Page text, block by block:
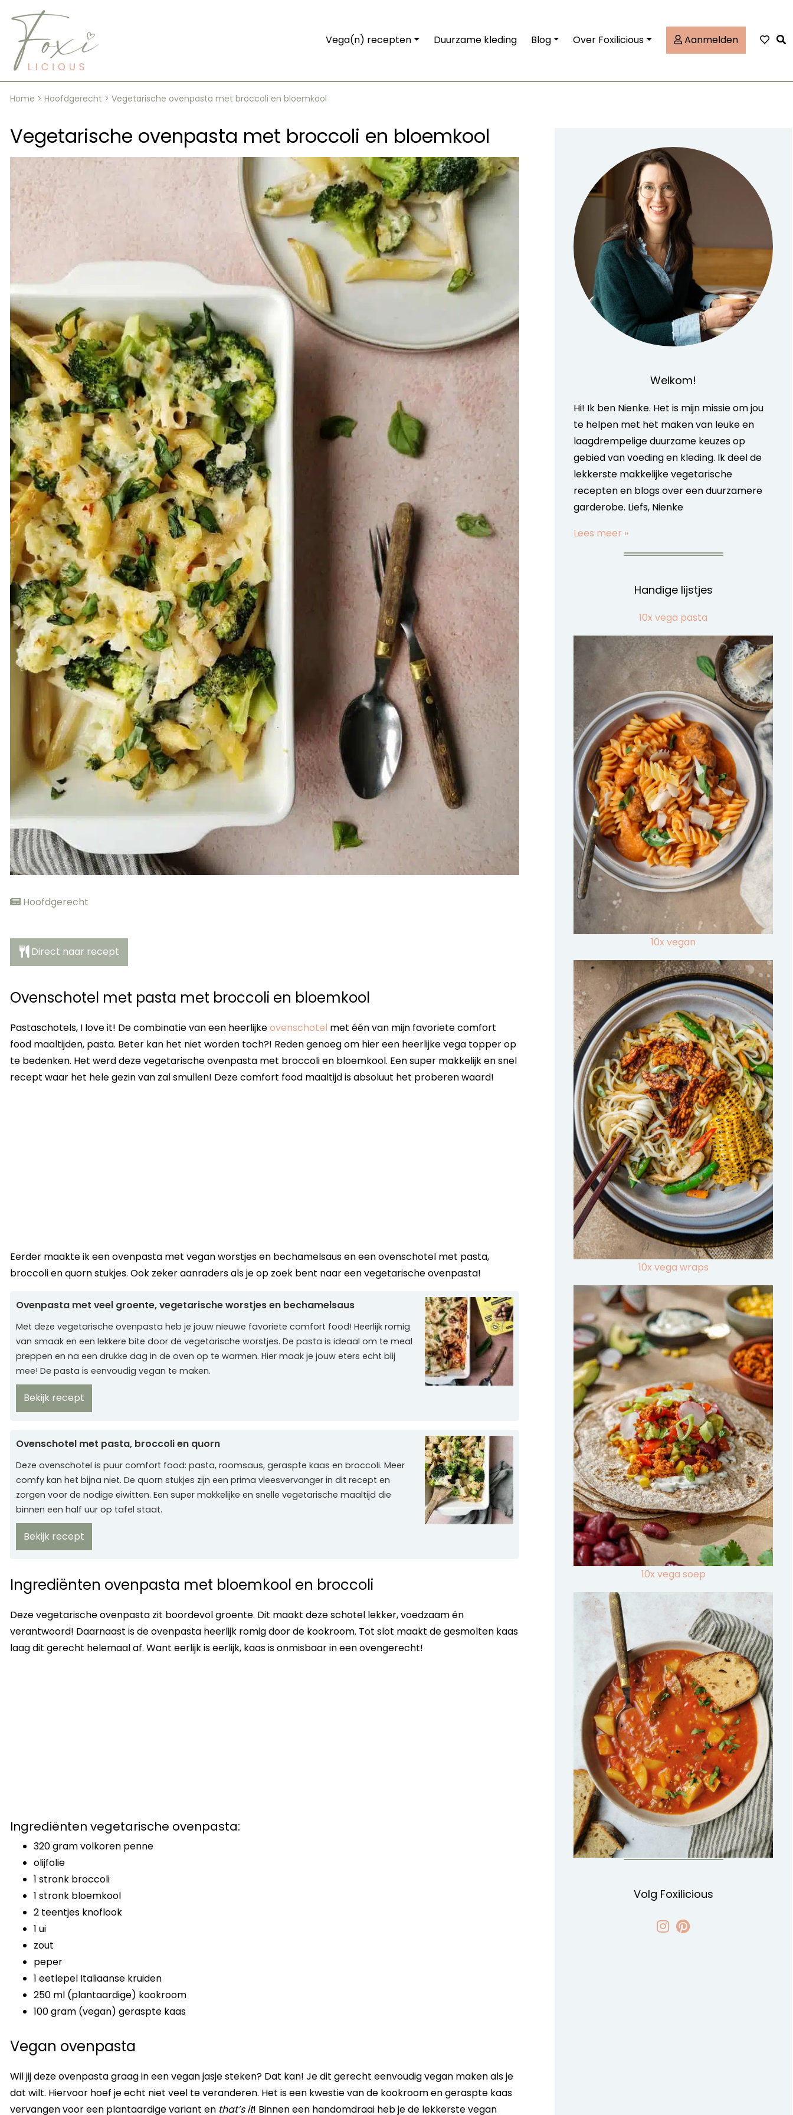
content
Vega(n) recepten Duurzame kleding Blog Over Foxilicious Aanmelden
Home > Hoofdgerecht > Vegetarische ovenpasta met broccoli en bloemkool
Vegetarische ovenpasta met broccoli en bloemkool
Hoofdgerecht
Direct naar recept
Ovenschotel met pasta met broccoli en bloemkool
Pastaschotels, I love it! De combinatie van een heerlijkeovenschotel met één van mijn favoriete comfort
food maaltijden, pasta. Beter kan het niet worden toch?! Reden genoeg om hier een heerlijke vega topper op
te bedenken. Het werd deze vegetarische ovenpasta met broccoli en bloemkool. Een super makkelijk en snel
recept waar het hele gezin van zal smullen! Deze comfort food maaltijd is absoluut het proberen waard!
Eerder maakte ik een ovenpasta met vegan worstjes en bechamelsaus en een ovenschotel met pasta,
broccoli en quorn stukjes. Ook zeker aanraders als je op zoek bent naar een vegetarische ovenpasta!
Ovenpasta met veel groente, vegetarische worstjes en bechamelsaus
Met deze vegetarische ovenpasta heb je jouw nieuwe favoriete comfort food! Heerlijk romig
van smaak en een lekkere bite door de vegetarische worstjes. De pasta is ideaal om te meal
preppen en na een drukke dag in de oven op te warmen. Hier maak je jouw eters echt blij
mee! De pasta is eenvoudig vegan te maken.
Bekijk recept
Ovenschotel met pasta, broccoli en quorn
Deze ovenschotel is puur comfort food: pasta, roomsaus, geraspte kaas en broccoli. Meer
comfy kan het bijna niet. De quorn stukjes zijn een prima vleesvervanger in dit recept en
zorgen voor de nodige eiwitten. Een super makkelijke en snelle vegetarische maaltijd die
binnen een half uur op tafel staat.
Bekijk recept
Ingrediënten ovenpasta met bloemkool en broccoli
Deze vegetarische ovenpasta zit boordevol groente. Dit maakt deze schotel lekker, voedzaam én
verantwoord! Daarnaast is de ovenpasta heerlijk romig door de kookroom. Tot slot maakt de gesmolten kaas
laag dit gerecht helemaal af. Want eerlijk is eerlijk, kaas is onmisbaar in een ovengerecht!
Ingrediënten vegetarische ovenpasta:
320 gram volkoren penne
olijfolie
1 stronk broccoli
1 stronk bloemkool
2 teentjes knoflook
1 ui
zout
peper
1 eetlepel Italiaanse kruiden
250 ml (plantaardige) kookroom
100 gram (vegan) geraspte kaas
Vegan ovenpasta
Wil jij deze ovenpasta graag in een vegan jasje steken? Dat kan! Je dit gerecht eenvoudig vegan maken als je
dat wilt. Hiervoor hoef je echt niet veel te veranderen. Het is een kwestie van de kookroom en geraspte kaas
vervangen voor een plantaardige variant en that’s it! Binnen een handomdraai heb je de lekkerste vegan
Welkom!
Hi! Ik ben Nienke. Het is mijn missie om jou
te helpen met het maken van leuke en
laagdrempelige duurzame keuzes op
gebied van voeding en kleding. Ik deel de
lekkerste makkelijke vegetarische
recepten en blogs over een duurzamere
garderobe. Liefs, Nienke
Lees meer »
Handige lijstjes
10x vega pasta
10x vegan
10x vega wraps
10x vega soep
Volg Foxilicious